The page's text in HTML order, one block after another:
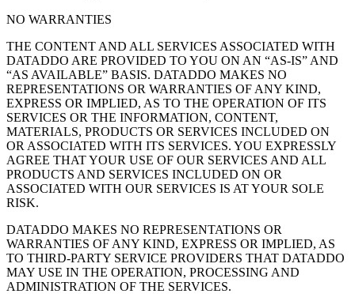
NO WARRANTIES
THE CONTENT AND ALL SERVICES ASSOCIATED WITH
DATADDO ARE PROVIDED TO YOU ON AN “AS-IS” AND
“AS AVAILABLE” BASIS. DATADDO MAKES NO
REPRESENTATIONS OR WARRANTIES OF ANY KIND,
EXPRESS OR IMPLIED, AS TO THE OPERATION OF ITS
SERVICES OR THE INFORMATION, CONTENT,
MATERIALS, PRODUCTS OR SERVICES INCLUDED ON
OR ASSOCIATED WITH ITS SERVICES. YOU EXPRESSLY
AGREE THAT YOUR USE OF OUR SERVICES AND ALL
PRODUCTS AND SERVICES INCLUDED ON OR
ASSOCIATED WITH OUR SERVICES IS AT YOUR SOLE
RISK.
DATADDO MAKES NO REPRESENTATIONS OR
WARRANTIES OF ANY KIND, EXPRESS OR IMPLIED, AS
TO THIRD-PARTY SERVICE PROVIDERS THAT DATADDO
MAY USE IN THE OPERATION, PROCESSING AND
ADMINISTRATION OF THE SERVICES.